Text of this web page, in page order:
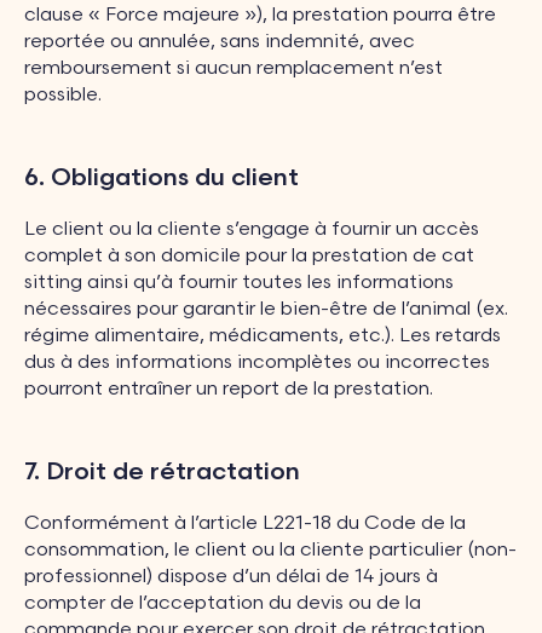
clause « Force majeure »), la prestation pourra être
reportée ou annulée, sans indemnité, avec
remboursement si aucun remplacement n’est
possible.
6. Obligations du client
Le client ou la cliente s’engage à fournir un accès
complet à son domicile pour la prestation de cat
sitting ainsi qu’à fournir toutes les informations
nécessaires pour garantir le bien-être de l’animal (ex.
régime alimentaire, médicaments, etc.). Les retards
dus à des informations incomplètes ou incorrectes
pourront entraîner un report de la prestation.
7. Droit de rétractation
Conformément à l’article L221-18 du Code de la
consommation, le client ou la cliente particulier (non-
professionnel) dispose d’un délai de 14 jours à
compter de l’acceptation du devis ou de la